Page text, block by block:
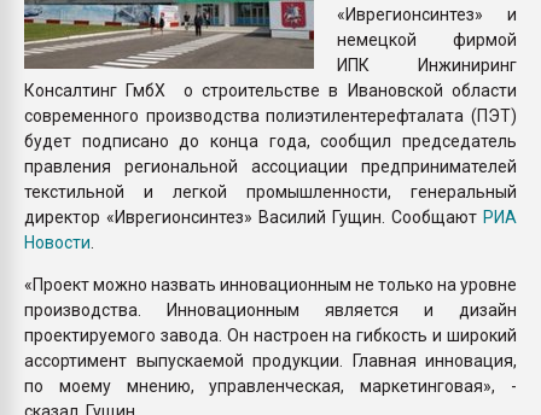
«Иврегионсинтез» и
немецкой фирмой
ИПК Инжиниринг
Консалтинг ГмбХ о строительстве в Ивановской области
современного производства полиэтилентерефталата (ПЭТ)
будет подписано до конца года, сообщил председатель
правления региональной ассоциации предпринимателей
текстильной и легкой промышленности, генеральный
директор «Иврегионсинтез» Василий Гущин. Сообщают РИА
Новости
«Проект можно назвать инновационным не только на уровне
производства. Инновационным является и дизайн
проектируемого завода. Он настроен на гибкость и широкий
ассортимент выпускаемой продукции. Главная инновация,
по моему мнению, управленческая, маркетинговая», -
сказал Гущин.